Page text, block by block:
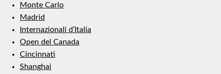
Monte Carlo
Madrid
Internazionali d’Italia
Open del Canada
Cincinnati
Shanghai